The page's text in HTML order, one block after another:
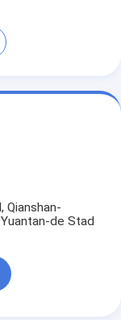
Qianshan-
de Stad